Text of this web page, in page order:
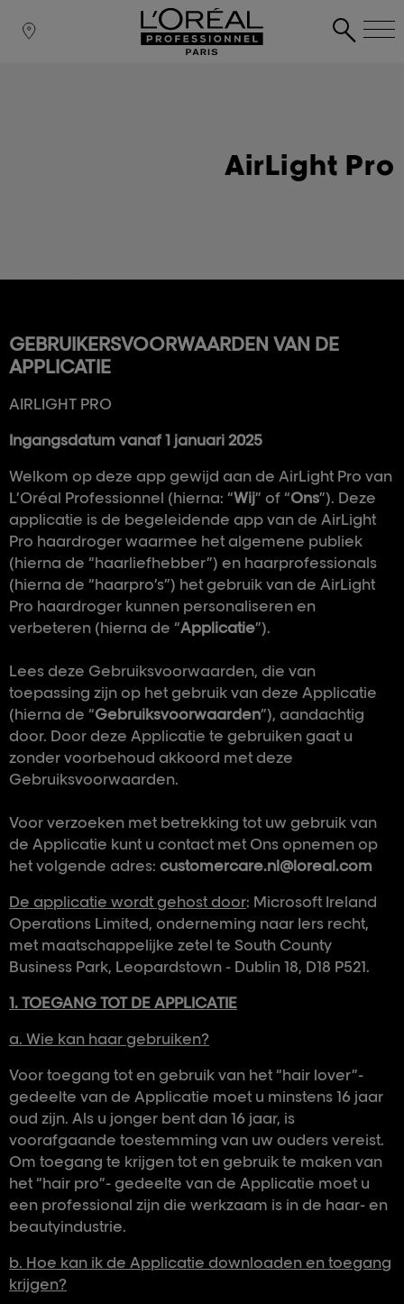
AirLight Pro
GEBRUIKERSVOORWAARDEN VAN DE
APPLICATIE
AIRLIGHT PRO
Ingangsdatum vanaf 1 januari 2025
Welkom op deze app gewijd aan de AirLight Pro van
L’Oréal Professionnel (hierna: “Wij” of “Ons”). Deze
applicatie is de begeleidende app van de AirLight
Pro haardroger waarmee het algemene publiek
(hierna de “haarliefhebber”) en haarprofessionals
(hierna de “haarpro’s”) het gebruik van de AirLight
Pro haardroger kunnen personaliseren en
verbeteren (hierna de “Applicatie”).
Lees deze Gebruiksvoorwaarden, die van
toepassing zijn op het gebruik van deze Applicatie
(hierna de “Gebruiksvoorwaarden”), aandachtig
door. Door deze Applicatie te gebruiken gaat u
zonder voorbehoud akkoord met deze
Gebruiksvoorwaarden.
Voor verzoeken met betrekking tot uw gebruik van
de Applicatie kunt u contact met Ons opnemen op
het volgende adres: customercare.nl@loreal.com
De applicatie wordt gehost door: Microsoft Ireland
Operations Limited, onderneming naar Iers recht,
met maatschappelijke zetel te South County
Business Park, Leopardstown - Dublin 18, D18 P521.
1. TOEGANG TOT DE APPLICATIE
a. Wie kan haar gebruiken?
Voor toegang tot en gebruik van het “hair lover”-
gedeelte van de Applicatie moet u minstens 16 jaar
oud zijn. Als u jonger bent dan 16 jaar, is
voorafgaande toestemming van uw ouders vereist.
Om toegang te krijgen tot en gebruik te maken van
het “hair pro”- gedeelte van de Applicatie moet u
een professional zijn die werkzaam is in de haar- en
beautyindustrie.
b. Hoe kan ik de Applicatie downloaden en toegang
krijgen?